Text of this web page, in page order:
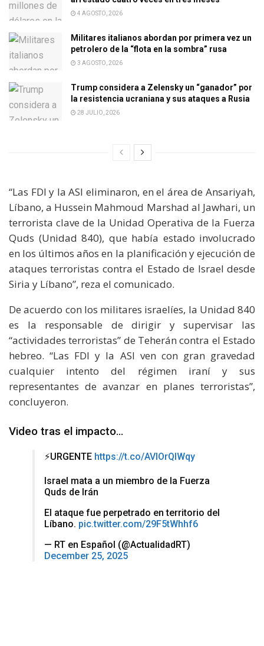
4 AGOSTO, 2026
Militares italianos abordan por primera vez un
petrolero de la “flota en la sombra” rusa
3 AGOSTO, 2026
Trump considera a Zelensky un “ganador” por
la resistencia ucraniana y sus ataques a Rusia
28 JULIO, 2026
“Las FDI y la ASI eliminaron, en el área de Ansariyah,
Líbano, a Hussein Mahmoud Marshad al Jawhari, un
terrorista clave de la Unidad Operativa de la Fuerza
Quds (Unidad 840), que había estado involucrado
en los últimos años en la planificación y ejecución de
ataques terroristas contra el Estado de Israel desde
Siria y Líbano”, reza el comunicado.
De acuerdo con los militares israelíes, la Unidad 840
es la responsable de dirigir y supervisar las
“actividades terroristas” de Teherán contra el Estado
hebreo. “Las FDI y la ASI ven con gran gravedad
cualquier intento del régimen iraní y sus
representantes de avanzar en planes terroristas”,
concluyeron.
Video tras el impacto…
⚡️URGENTE https://t.co/AVIOrQIWqy
Israel mata a un miembro de la Fuerza
Quds de Irán
El ataque fue perpetrado en territorio del
Líbano. pic.twitter.com/29F5tWhhf6
— RT en Español (@ActualidadRT)
December 25, 2025